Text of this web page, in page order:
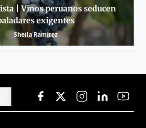
| Vinos peruanos seducen
exigentes
Sheila Ramirez